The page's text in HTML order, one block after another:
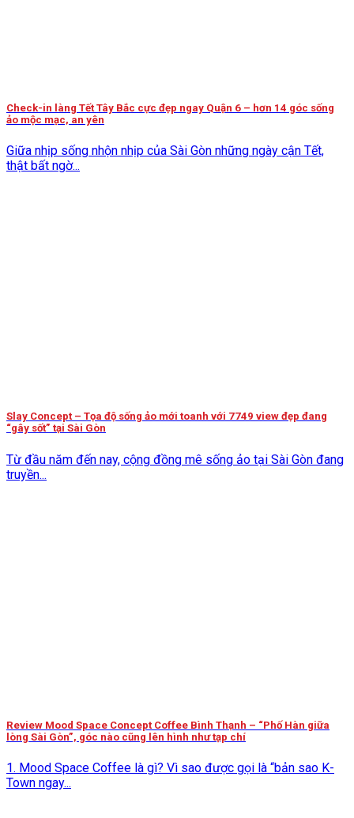
Check-in làng Tết Tây Bắc cực đẹp ngay Quận 6 – hơn 14 góc sống
ảo mộc mạc, an yên
Giữa nhịp sống nhộn nhịp của Sài Gòn những ngày cận Tết,
thật bất ngờ...
Slay Concept – Tọa độ sống ảo mới toanh với 7749 view đẹp đang
“gây sốt” tại Sài Gòn
Từ đầu năm đến nay, cộng đồng mê sống ảo tại Sài Gòn đang
truyền...
Review Mood Space Concept Coffee Bình Thạnh – “Phố Hàn giữa
lòng Sài Gòn”, góc nào cũng lên hình như tạp chí
1. Mood Space Coffee là gì? Vì sao được gọi là “bản sao K-
Town ngay...